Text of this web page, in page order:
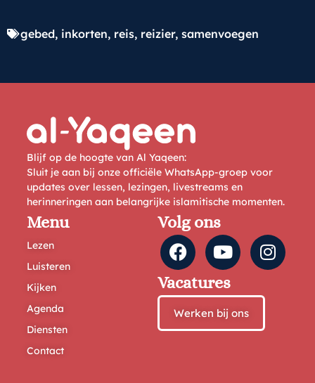
gebed, inkorten, reis, reizier, samenvoegen
Blijf op de hoogte van Al Yaqeen:
Sluit je aan bij onze officiële WhatsApp-groep voor
updates over lessen, lezingen, livestreams en
herinneringen aan belangrijke islamitische momenten.
Menu
Lezen
Luisteren
Kijken
Agenda
Diensten
Contact
Volg ons
Vacatures
Werken bij ons